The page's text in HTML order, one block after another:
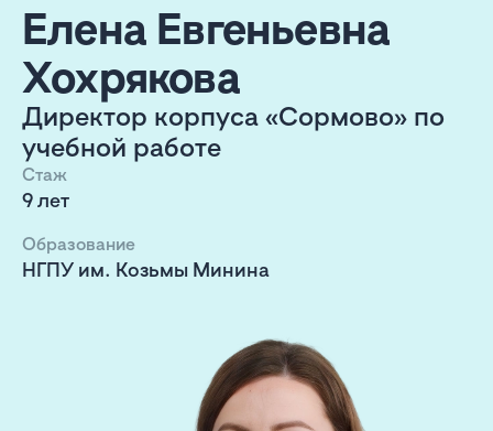
Елена Евгеньевна
Хохрякова
Директор корпуса «Сормово» по
учебной работе
Стаж
9 лет
Образование
НГПУ им. Козьмы Минина